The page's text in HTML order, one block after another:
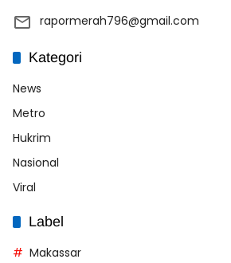
rapormerah796@gmail.com
Kategori
News
Metro
Hukrim
Nasional
Viral
Label
Makassar